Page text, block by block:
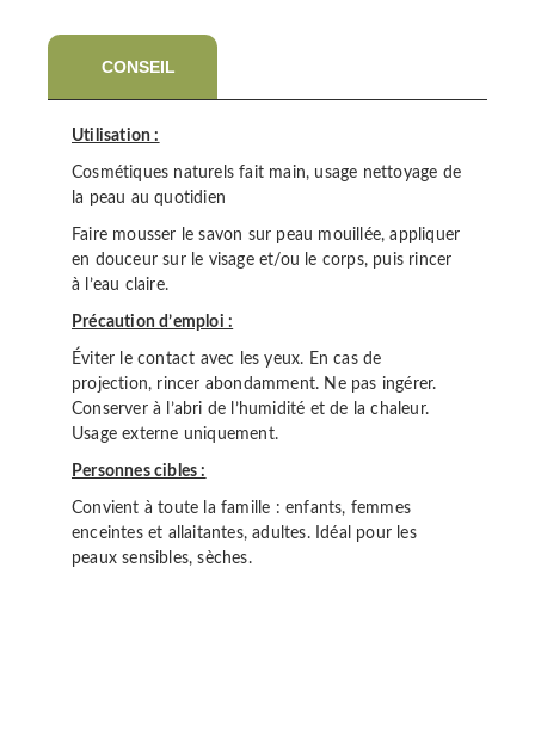
CONSEIL
Utilisation :
Cosmétiques naturels fait main, usage nettoyage de
la peau au quotidien
Faire mousser le savon sur peau mouillée, appliquer
en douceur sur le visage et/ou le corps, puis rincer
à l’eau claire.
Précaution d’emploi :
Éviter le contact avec les yeux. En cas de
projection, rincer abondamment. Ne pas ingérer.
Conserver à l’abri de l’humidité et de la chaleur.
Usage externe uniquement.
Personnes cibles :
Convient à toute la famille : enfants, femmes
enceintes et allaitantes, adultes. Idéal pour les
peaux sensibles, sèches.